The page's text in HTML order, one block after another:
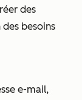
des
besoins
e-mail,